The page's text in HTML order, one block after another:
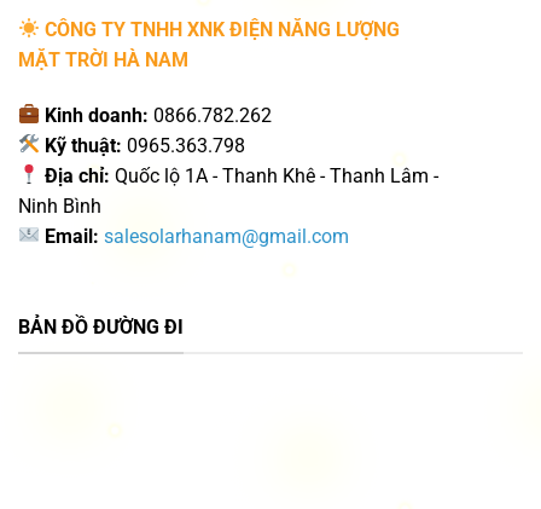
CÔNG TY TNHH XNK ĐIỆN NĂNG LƯỢNG
MẶT TRỜI HÀ NAM
Kinh doanh: 0866.782.262
Kỹ thuật: 0965.363.798
Địa chỉ: Quốc lộ 1A - Thanh Khê - Thanh Lâm -
Ninh Bình
Email: salesolarhanam@gmail.com
BẢN ĐỒ ĐƯỜNG ĐI